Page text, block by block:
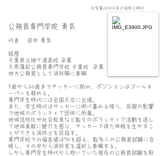
※写真は2012年の消防士時代
公務員専門学院 勇気
代表 田中 勇気
​経歴
千葉県立袖ケ浦高校 卒業
大原簿記公務員専門学校 千葉校 卒業
地方公務員として消防職に奉職
3歳から20歳までサッカーに励み、ポジションはゴールキ
ーパーを務める。
専門学生時代には全国大会に出場。
また、学生時代はサッカーに明け暮れる傍ら、母親の影響
で地域のボランティア団体に所属。
地域活性化や社会教育など数々のボランティア活動を通し
て地域貢献に魅力を感じ、サッカーで得た体格を生かすこ
とができる消防士を目指す。
専門学校での偏差値は70を超え、数多くの公務員試験に合
格し、その中から消防官を選択し奉職する。
しかし専門学生時代から抱いていた現在の公務員試験を取